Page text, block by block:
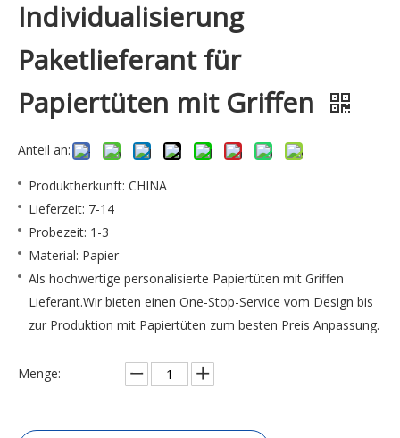
Individualisierung
Paketlieferant für
Papiertüten mit Griffen
Anteil an:
Produktherkunft: CHINA
Lieferzeit: 7-14
Probezeit: 1-3
Material: Papier
Als hochwertige personalisierte Papiertüten mit Griffen
Lieferant.Wir bieten einen One-Stop-Service vom Design bis
zur Produktion mit Papiertüten zum besten Preis Anpassung.
Menge: